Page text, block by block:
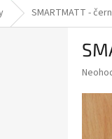
SMARTMATT -